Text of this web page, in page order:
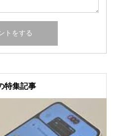
特集記事